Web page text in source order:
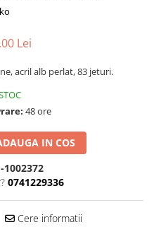
Lei
acril alb perlat, 83 jeturi.
48 ore
IN COS
1002372
0741229336
Cere informatii